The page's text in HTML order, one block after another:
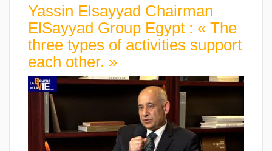
Yassin Elsayyad Chairman
ElSayyad Group Egypt : « The
three types of activities support
each other. »